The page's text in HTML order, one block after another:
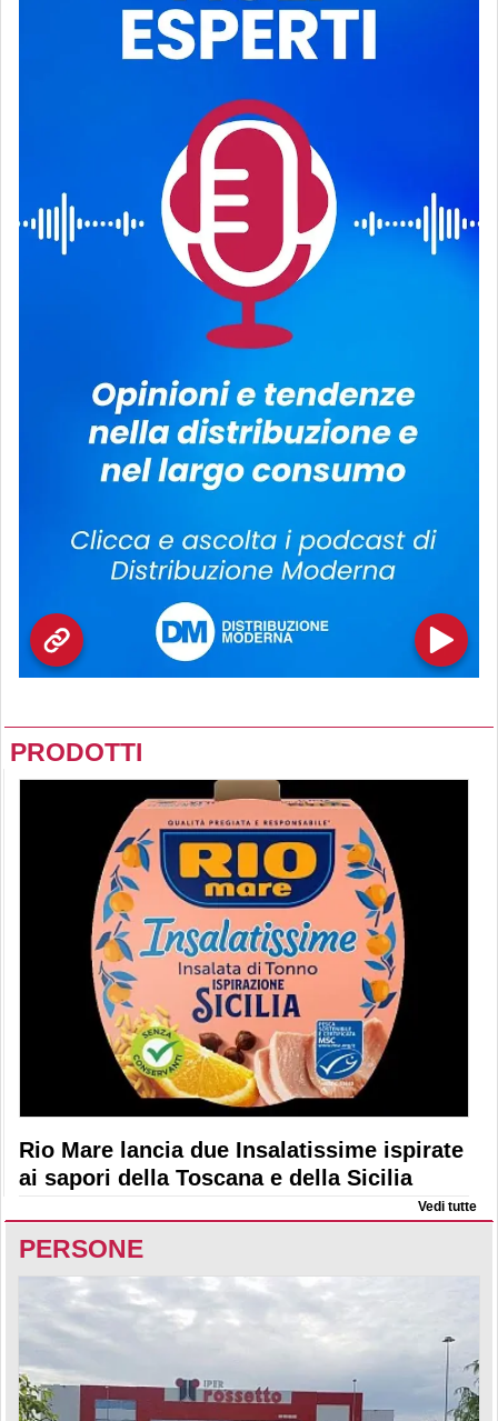
PRODOTTI
Rio Mare lancia due Insalatissime ispirate
ai sapori della Toscana e della Sicilia
Vedi tutte
PERSONE